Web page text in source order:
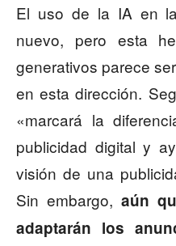
El uso de la IA en
nuevo, pero esta
generativos parece
en esta dirección.
«marcará la
publicidad digital y
visión de una
Sin embargo, aún
adaptarán los